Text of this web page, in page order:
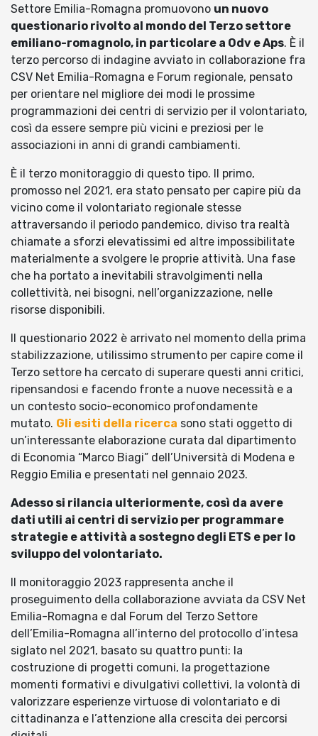
Settore Emilia-Romagna promuovono un nuovo
questionario rivolto al mondo del Terzo settore
emiliano-romagnolo, in particolare a Odv e Aps. È il
terzo percorso di indagine avviato in collaborazione fra
CSV Net Emilia-Romagna e Forum regionale, pensato
per orientare nel migliore dei modi le prossime
programmazioni dei centri di servizio per il volontariato,
così da essere sempre più vicini e preziosi per le
associazioni in anni di grandi cambiamenti.
È il terzo monitoraggio di questo tipo. Il primo,
promosso nel 2021, era stato pensato per capire più da
vicino come il volontariato regionale stesse
attraversando il periodo pandemico, diviso tra realtà
chiamate a sforzi elevatissimi ed altre impossibilitate
materialmente a svolgere le proprie attività. Una fase
che ha portato a inevitabili stravolgimenti nella
collettività, nei bisogni, nell’organizzazione, nelle
risorse disponibili.
Il questionario 2022 è arrivato nel momento della prima
stabilizzazione, utilissimo strumento per capire come il
Terzo settore ha cercato di superare questi anni critici,
ripensandosi e facendo fronte a nuove necessità e a
un contesto socio-economico profondamente
mutato. Gli esiti della ricerca sono stati oggetto di
un’interessante elaborazione curata dal dipartimento
di Economia “Marco Biagi” dell’Università di Modena e
Reggio Emilia e presentati nel gennaio 2023.
Adesso si rilancia ulteriormente, così da avere
dati utili ai centri di servizio per programmare
strategie e attività a sostegno degli ETS e per lo
sviluppo del volontariato.
Il monitoraggio 2023 rappresenta anche il
proseguimento della collaborazione avviata da CSV Net
Emilia-Romagna e dal Forum del Terzo Settore
dell’Emilia-Romagna all’interno del protocollo d’intesa
siglato nel 2021, basato su quattro punti: la
costruzione di progetti comuni, la progettazione
momenti formativi e divulgativi collettivi, la volontà di
valorizzare esperienze virtuose di volontariato e di
cittadinanza e l’attenzione alla crescita dei percorsi